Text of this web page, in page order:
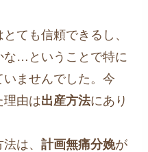
ても信頼できるし、
な…ということで特に
ませんでした。今
理由は出産方法にあり
法は、計画無痛分娩が